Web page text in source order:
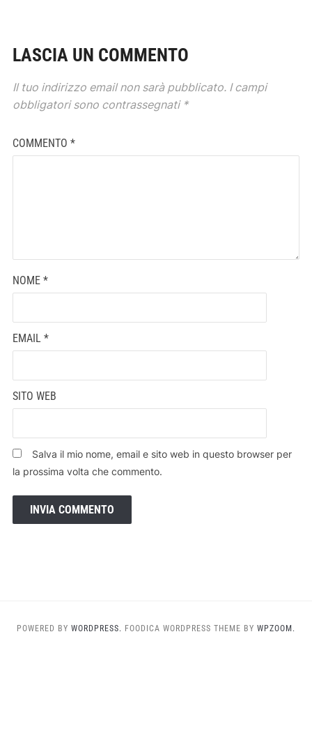
LASCIA UN COMMENTO
Il tuo indirizzo email non sarà pubblicato. I campi
obbligatori sono contrassegnati *
COMMENTO *
NOME *
EMAIL *
SITO WEB
Salva il mio nome, email e sito web in questo browser per
la prossima volta che commento.
POWERED BY WORDPRESS. FOODICA WORDPRESS THEME BY WPZOOM.